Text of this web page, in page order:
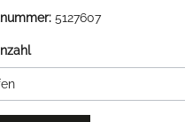
5127607